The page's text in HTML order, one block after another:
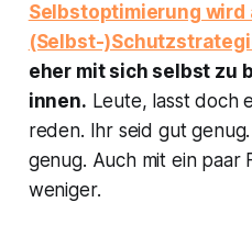
Selbstoptimierung wird
(Selbst-
eher mit sich selbst zu
innen. Leute, lasst doch
reden. Ihr seid gut
genug. Auch mit ein paar
weniger.